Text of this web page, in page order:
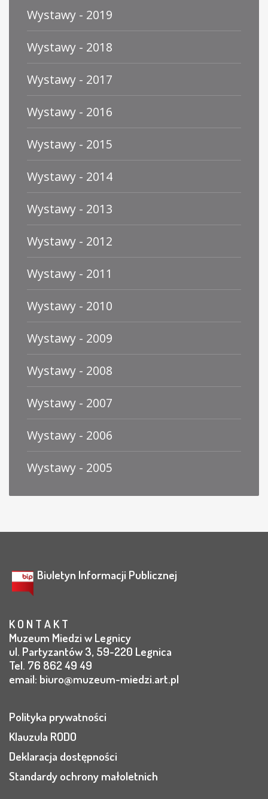
Wystawy - 2019
Wystawy - 2018
Wystawy - 2017
Wystawy - 2016
Wystawy - 2015
Wystawy - 2014
Wystawy - 2013
Wystawy - 2012
Wystawy - 2011
Wystawy - 2010
Wystawy - 2009
Wystawy - 2008
Wystawy - 2007
Wystawy - 2006
Wystawy - 2005
Biuletyn Informacji Publicznej
K O N T A K T
Muzeum Miedzi w Legnicy
ul. Partyzantów 3, 59-220 Legnica
Tel. 76 862 49 49
email: biuro@muzeum-miedzi.art.pl
Polityka prywatności
Klauzula RODO
Deklaracja dostępności
Standardy ochrony małoletnich